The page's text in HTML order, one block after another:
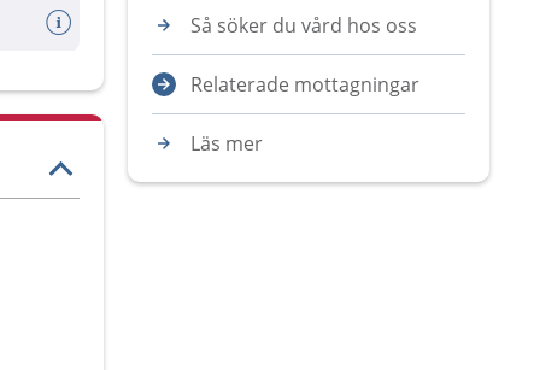
Så söker du vård hos oss
Relaterade mottagningar
Läs mer